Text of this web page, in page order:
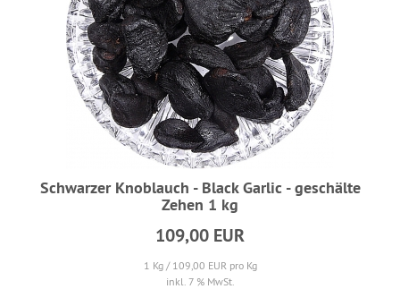
Schwarzer Knoblauch - Black Garlic - geschälte
Zehen 1 kg
109,00 EUR
1 Kg / 109,00 EUR pro Kg
inkl. 7 % MwSt.